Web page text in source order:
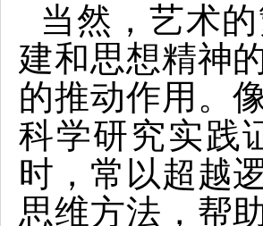
当然，艺术
建和思想精神
的推动作用。
科学研究实践
时，常以超越
思维方法，帮